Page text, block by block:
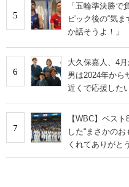
5
「五輪準決勝
ピック後の“気
か話そうよ！」
6
大久保嘉人、4
男は2024年から
近くで応援した
7
【WBC】ベス
した“まさかの
くれてありがと